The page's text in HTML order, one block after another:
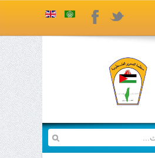
FacebookTwitter